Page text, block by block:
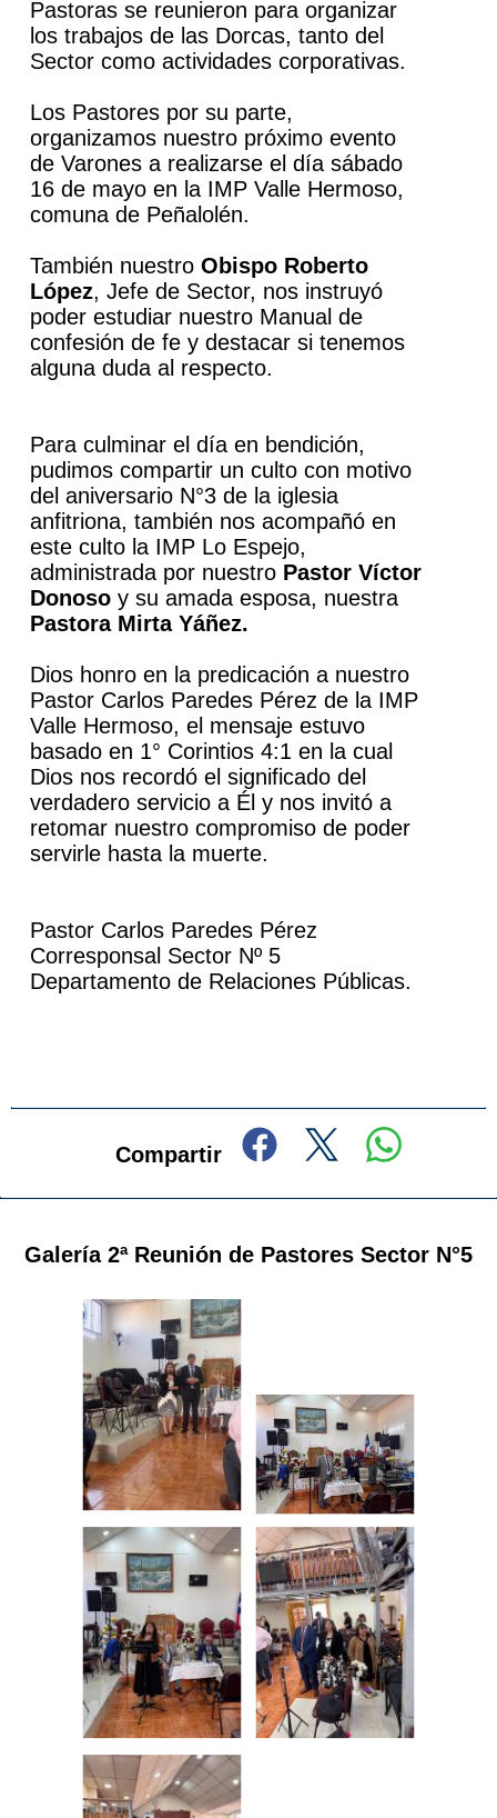
Pastoras se reunieron para organizar
los trabajos de las Dorcas, tanto del
Sector como actividades corporativas.
Los Pastores por su parte,
organizamos nuestro próximo evento
de Varones a realizarse el día sábado
16 de mayo en la IMP Valle Hermoso,
comuna de Peñalolén.
También nuestro Obispo Roberto
López, Jefe de Sector, nos instruyó
poder estudiar nuestro Manual de
confesión de fe y destacar si tenemos
alguna duda al respecto.
Para culminar el día en bendición,
pudimos compartir un culto con motivo
del aniversario N°3 de la iglesia
anfitriona, también nos acompañó en
este culto la IMP Lo Espejo,
administrada por nuestro Pastor Víctor
Donosoy su amada esposa, nuestra
Pastora Mirta Yáñez.
Dios honro en la predicación a nuestro
Pastor Carlos Paredes Pérez de la IMP
Valle Hermoso, el mensaje estuvo
basado en 1° Corintios 4:1 en la cual
Dios nos recordó el significado del
verdadero servicio a Él y nos invitó a
retomar nuestro compromiso de poder
servirle hasta la muerte.
Pastor Carlos Paredes Pérez
Corresponsal Sector Nº 5
Departamento de Relaciones Públicas.
Compartir
Galería 2ª Reunión de Pastores Sector N°5